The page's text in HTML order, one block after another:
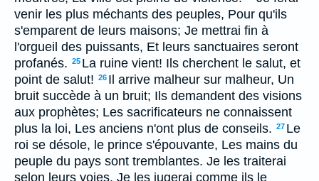
venir les plus méchants des peuples, Pour qu'ils
s'emparent de leurs maisons; Je mettrai fin à
l'orgueil des puissants, Et leurs sanctuaires seront
profanés. 25 La ruine vient! Ils cherchent le salut, et
point de salut! 26 Il arrive malheur sur malheur, Un
bruit succède à un bruit; Ils demandent des visions
aux prophètes; Les sacrificateurs ne connaissent
plus la loi, Les anciens n'ont plus de conseils. 27 Le
roi se désole, le prince s'épouvante, Les mains du
peuple du pays sont tremblantes. Je les traiterai
selon leurs voies, Je les jugerai comme ils le